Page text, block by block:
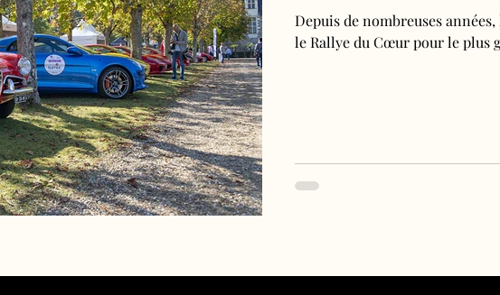
Depuis de nombreuses
le Rallye du Cœur pour le plus